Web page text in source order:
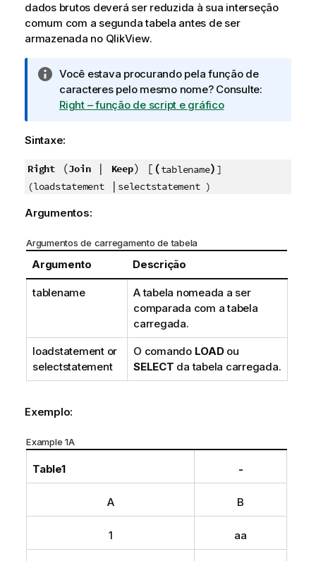
dados brutos deverá ser reduzida à sua interseção
comum com a segunda tabela antes de ser
armazenada no QlikView.
N
o
t
i
o
m
t
i
v
a
Você estava procurando pela função de
caracteres pelo mesmo nome? Consulte:
Right – função de script e gráfico
Sintaxe:
Right(Join| Keep) [ (tablename) ]
(loadstatement| selectstatement )
Argumentos:
Argumentos de carregamento de tabela
Argumento Descrição
tablename
A tabela nomeada a ser
comparada com a tabela
carregada.
loadstatementor
selectstatement
O comando LOADou
SELECT da tabela carregada.
Exemplo:
Example 1A
Table1 -
A B
1 aa